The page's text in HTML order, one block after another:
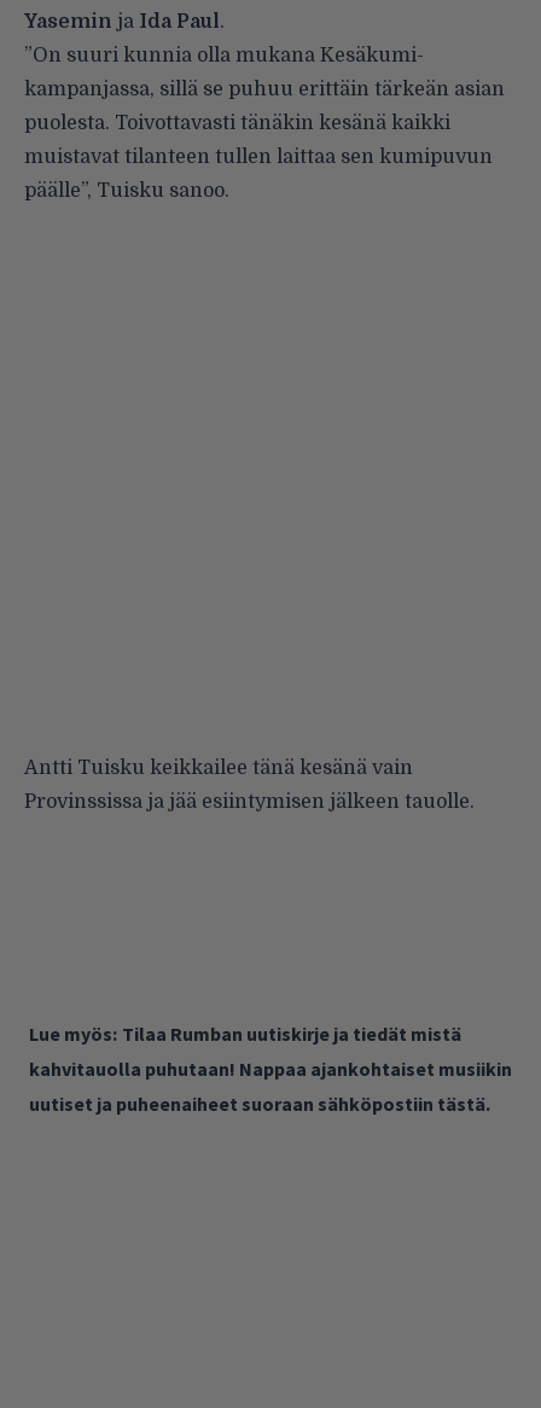
Yasemin ja Ida Paul.
”On suuri kunnia olla mukana Kesäkumi-
kampanjassa, sillä se puhuu erittäin tärkeän asian
puolesta. Toivottavasti tänäkin kesänä kaikki
muistavat tilanteen tullen laittaa sen kumipuvun
päälle”, Tuisku sanoo.
Antti Tuisku keikkailee tänä kesänä vain
Provinssissa ja jää esiintymisen jälkeen tauolle.
Lue myös: Tilaa Rumban uutiskirje ja tiedät mistä
kahvitauolla puhutaan! Nappaa ajankohtaiset musiikin
uutiset ja puheenaiheet suoraan sähköpostiin tästä.